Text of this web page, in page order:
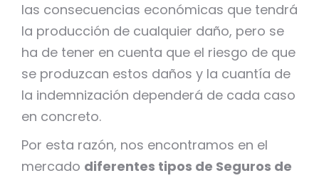
las consecuencias económicas que tendrá
la producción de cualquier daño, pero se
ha de tener en cuenta que el riesgo de que
se produzcan estos daños y la cuantía de
la indemnización dependerá de cada caso
en concreto.
Por esta razón, nos encontramos en el
mercado diferentes tipos de Seguros de